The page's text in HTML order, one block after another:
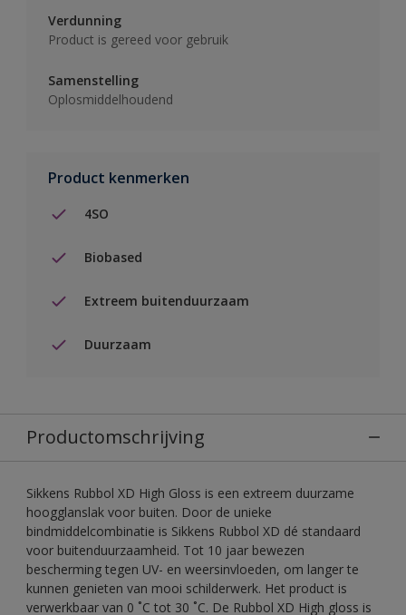
Verdunning
Product is gereed voor gebruik
Samenstelling
Oplosmiddelhoudend
Product kenmerken
4SO
Biobased
Extreem buitenduurzaam
Duurzaam
Productomschrijving
Sikkens Rubbol XD High Gloss is een extreem duurzame
hoogglanslak voor buiten. Door de unieke
bindmiddelcombinatie is Sikkens Rubbol XD dé standaard
voor buitenduurzaamheid. Tot 10 jaar bewezen
bescherming tegen UV- en weersinvloeden, om langer te
kunnen genieten van mooi schilderwerk. Het product is
verwerkbaar van 0 ˚C tot 30 ˚C. De Rubbol XD High gloss is